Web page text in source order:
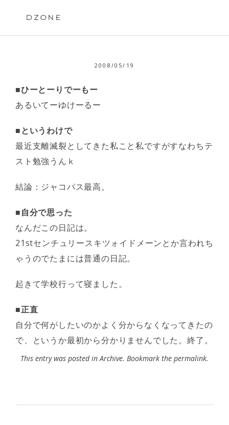
DZONE
2008/05/19
■ひーとーりでーもー
あるいてーゆけーるー
■というわけで
最近支離滅裂としてきた私こと私ですがすなわちテ
スト勉強うんｋ
結論：ジャコパス最高。
■自分で思った
なんだこの日記は。
21stセンチュリースキツォイドメーンとか言われち
ゃうのでたまには普通の日記。
起きて学校行って寝ました。
■正直
自分で何がしたいのかよく分からなくなってきたの
で、というか最初から分かりませんでした。終了。
This entry was posted inArchive. Bookmark the permalink.